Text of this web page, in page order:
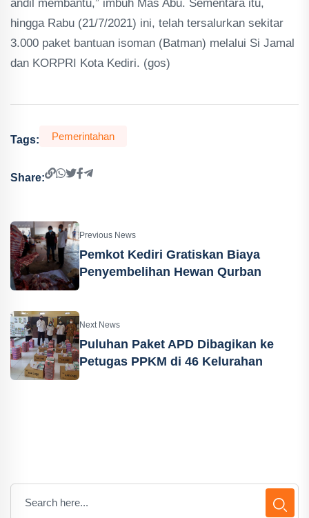
andil membantu,” imbuh Mas Abu. Sementara itu,
hingga Rabu (21/7/2021) ini, telah tersalurkan sekitar
3.000 paket bantuan isoman (Batman) melalui Si Jamal
dan KORPRI Kota Kediri. (gos)
Tags: Pemerintahan
Share:
Previous News
Pemkot Kediri Gratiskan Biaya
Penyembelihan Hewan Qurban
Next News
Puluhan Paket APD Dibagikan ke
Petugas PPKM di 46 Kelurahan